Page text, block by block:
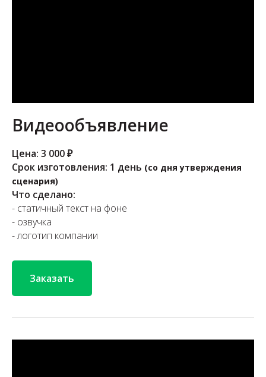
Видеообъявление
Цена: 3 000 ₽
Срок изготовления: 1 день (со дня утверждения
сценария)
Что сделано:
- статичный текст на фоне
- озвучка
- логотип компании
Заказать